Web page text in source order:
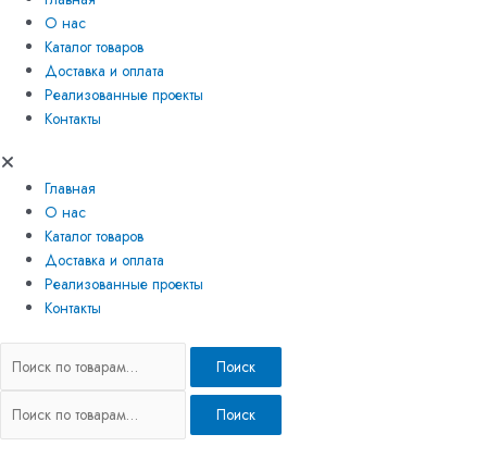
О нас
Каталог товаров
Доставка и оплата
Реализованные проекты
Контакты
Главная
О нас
Каталог товаров
Доставка и оплата
Реализованные проекты
Контакты
Поиск
Поиск